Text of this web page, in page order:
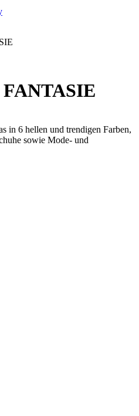
in 6 hellen und trendigen Farben,
sowie Mode- und